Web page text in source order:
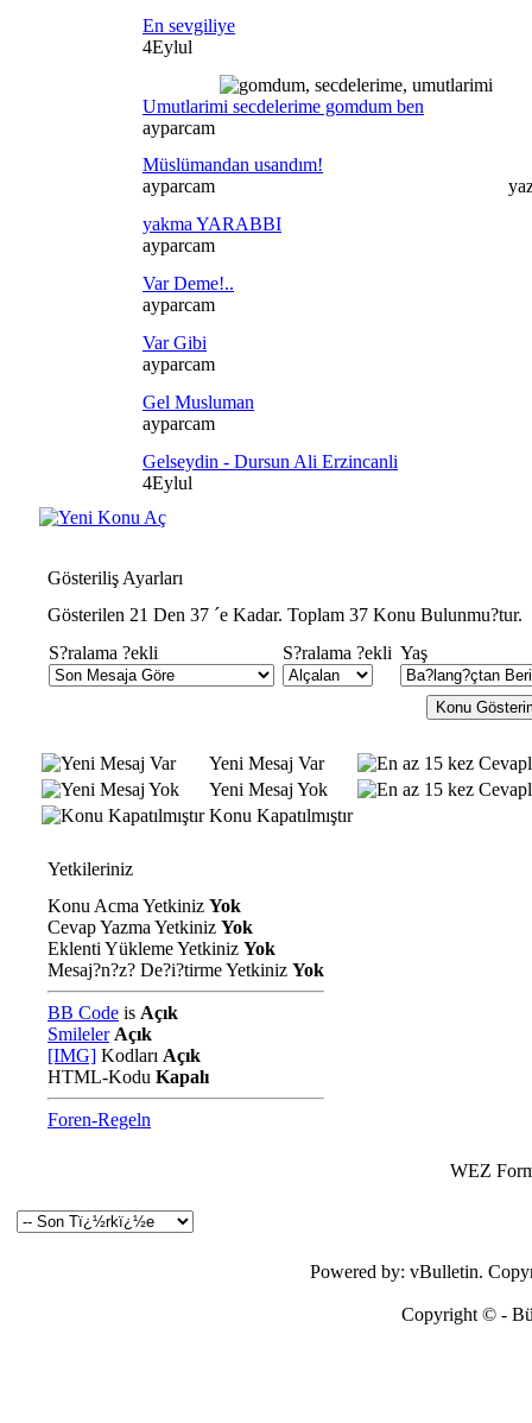
En sevgiliye
4Eylul
Umutlarimi secdelerime gomdum ben
ayparcam
Müslümandan usandım!
ayparcam
yakma YARABBI
ayparcam
Var Deme!..
ayparcam
Var Gibi
ayparcam
Gel Musluman
ayparcam
Gelseydin - Dursun Ali Erzincanli
4Eylul
Gösteriliş Ayarları
Gösterilen 21 Den 37 ´e Kadar. Toplam 37 Konu Bulunmu?tur.
S?ralama ?ekli
S?ralama ?ekli Yaş
Yeni Mesaj Var
Yeni Mesaj Yok
Konu Kapatılmıştır
Yetkileriniz
Konu Acma Yetkiniz Yok
Cevap Yazma Yetkiniz Yok
Eklenti Yükleme Yetkiniz Yok
Mesaj?n?z? De?i?tirme Yetkiniz Yok
BB Code is Açık
Smileler Açık
[IMG] Kodları Açık
HTML-Kodu Kapalı
Foren-Regeln
WEZ
Powered by: vBulletin.
Copyright © -